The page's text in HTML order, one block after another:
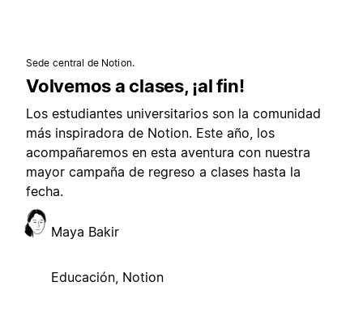
Sede central de Notion.
Volvemos a clases, ¡al fin!
Los estudiantes universitarios son la comunidad
más inspiradora de Notion. Este año, los
acompañaremos en esta aventura con nuestra
mayor campaña de regreso a clases hasta la
fecha.
Maya Bakir
Educación, Notion